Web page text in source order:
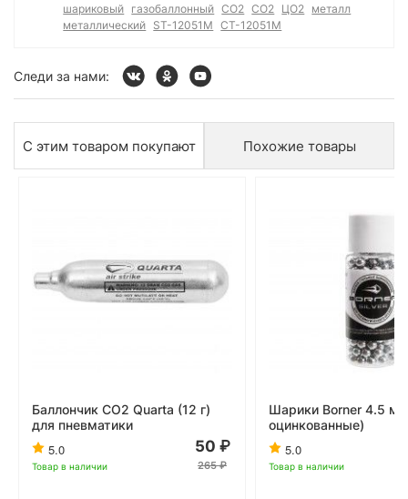
шариковый газобаллонный CO2 СО2 ЦО2 металл
металлический ST-12051M СТ-12051М
Следи за нами:
С этим товаром покупают Похожие товары
Баллончик CO2 Quarta (12 г)
для пневматики
5.0
Товар в наличии
50
265
Шарики Borner 4.5
оцинкованные)
5.0
Товар в наличии